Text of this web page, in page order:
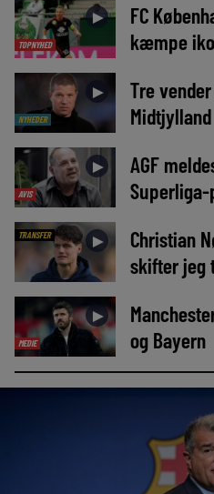
TOPNYHED
►
FC
kæmpe
NYHEDER
►
Tre
Midtjylland
AVIS
►
AGF
TRANSFER ►
Christian
skifter jeg
MEDIE
►
og Bayern